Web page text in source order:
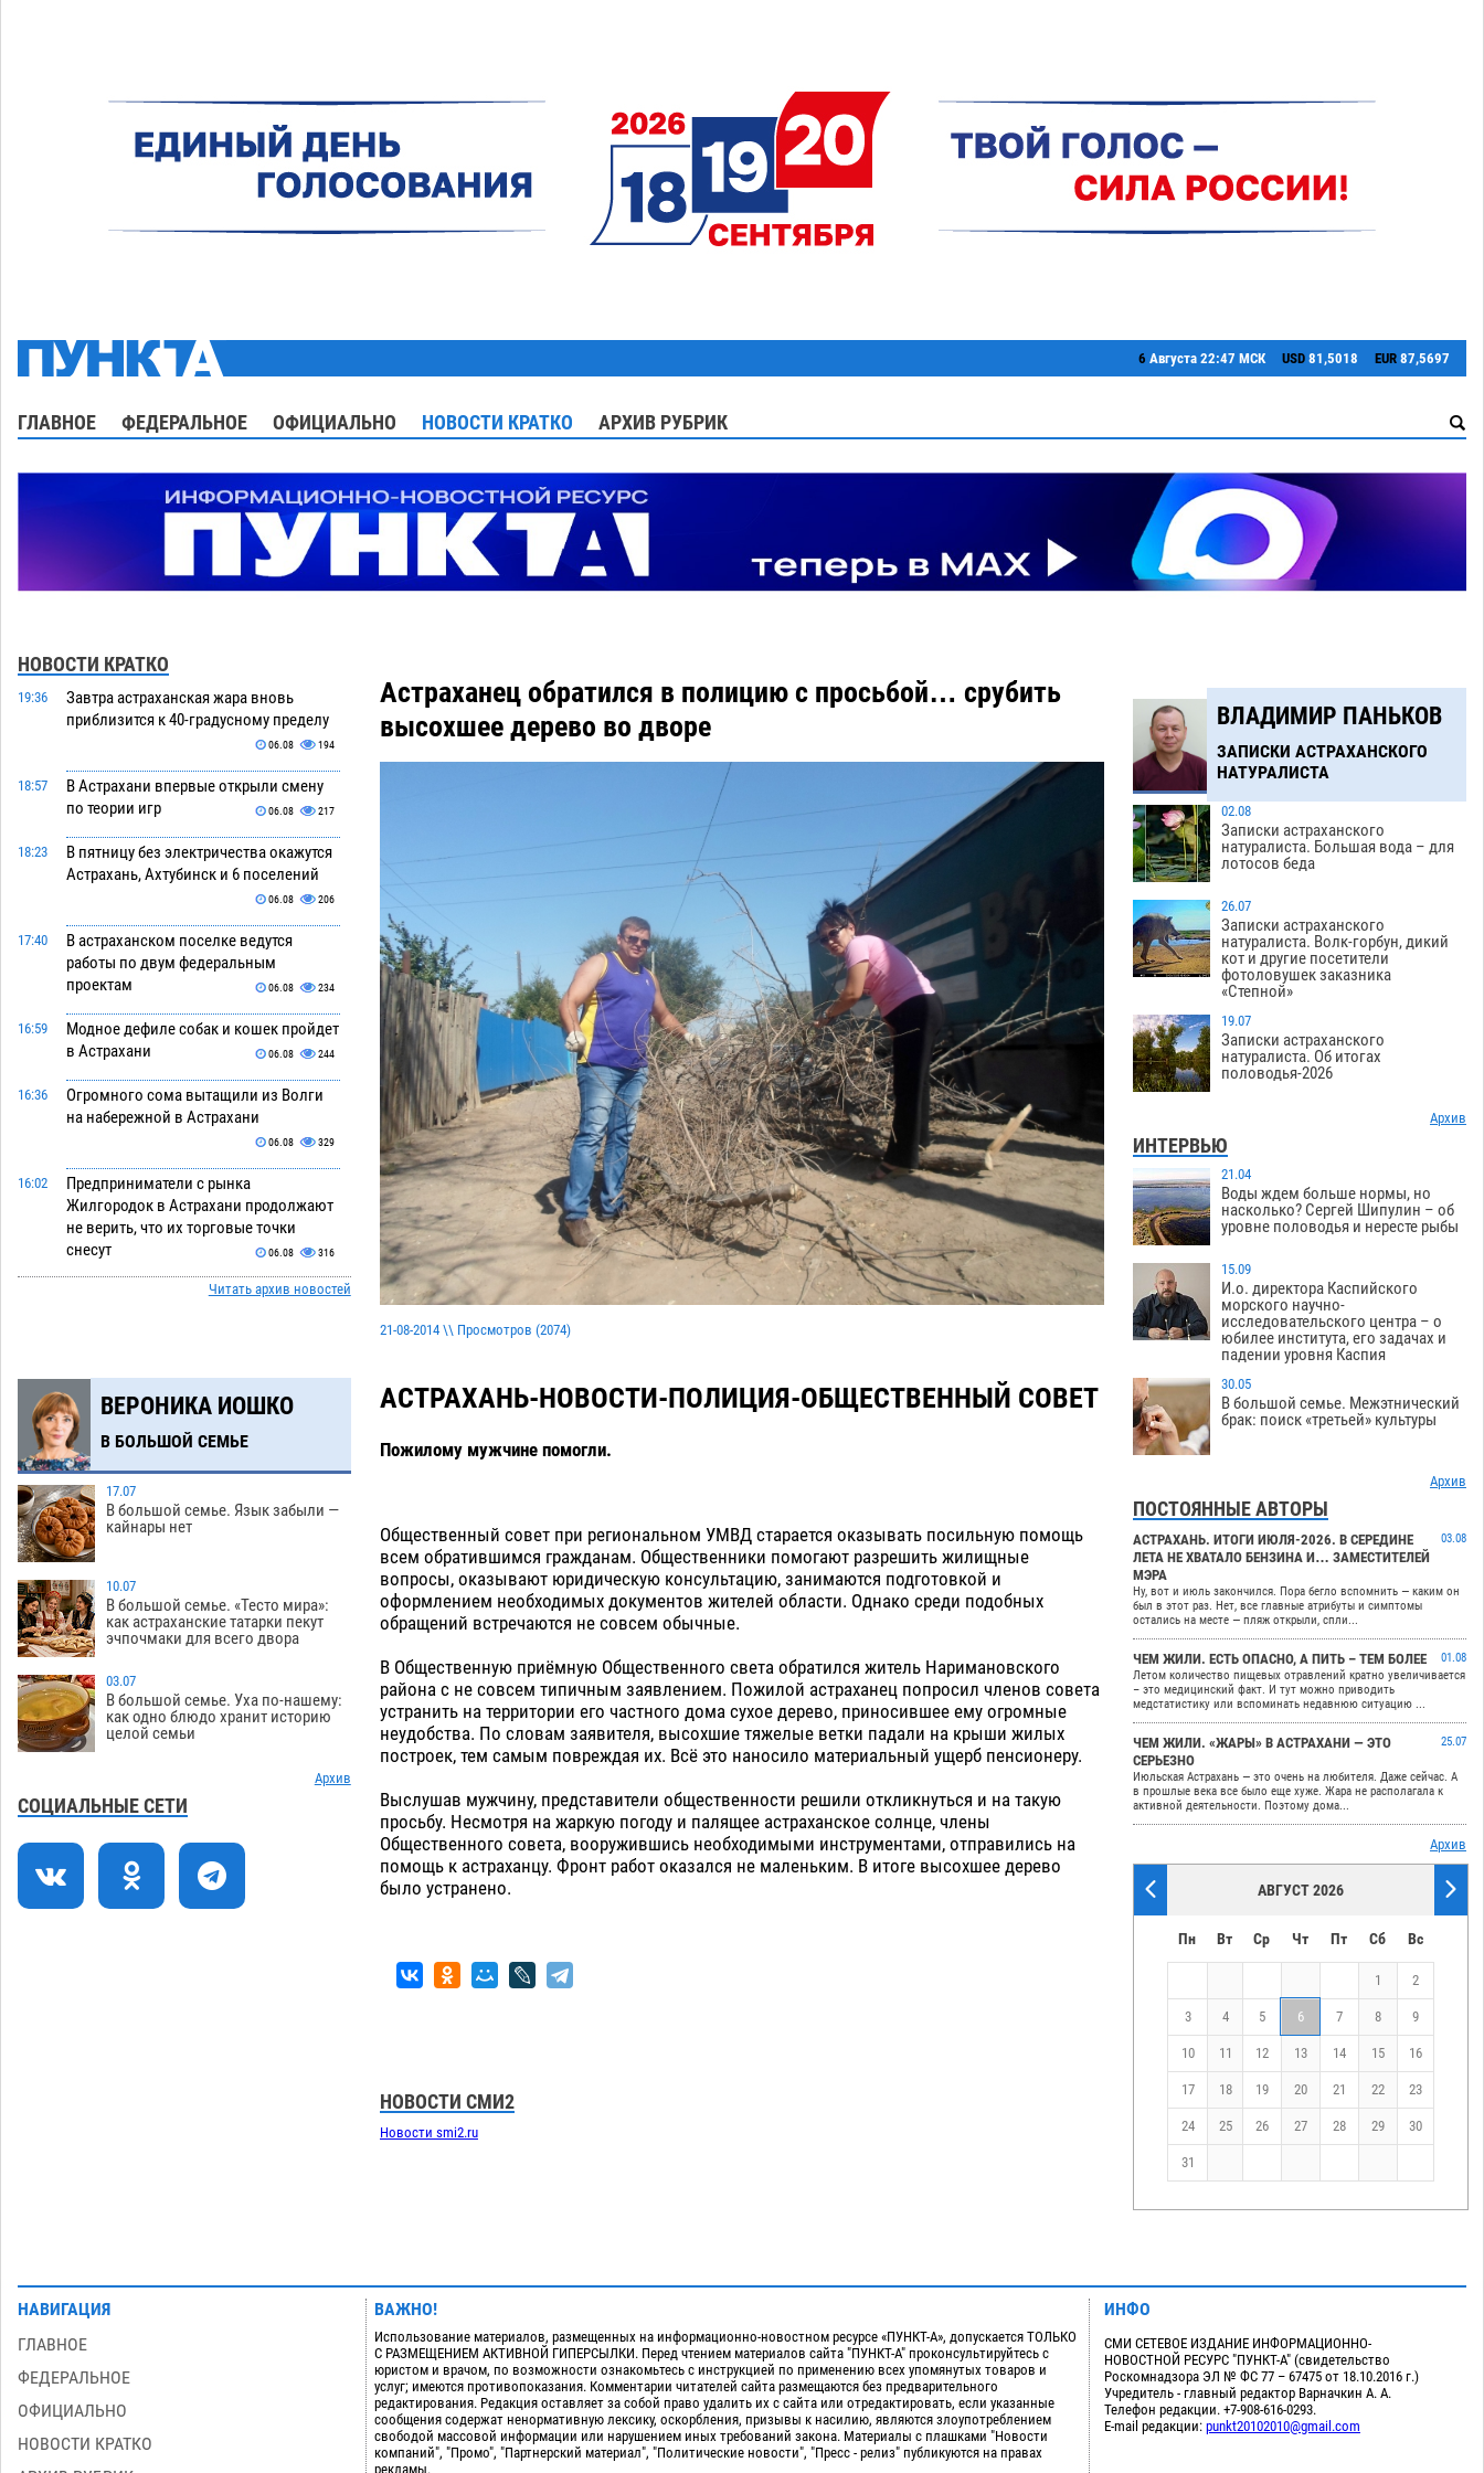
6 Августа 22:47 МСК USD 81,5018 EUR 87,5697
ГЛАВНОЕ ФЕДЕРАЛЬНОЕ ОФИЦИАЛЬНО НОВОСТИ КРАТКО АРХИВ РУБРИК
НОВОСТИ КРАТКО
19:36
Завтра астраханская жара вновь
приблизится к 40-градусному пределу
06.08 194
18:57
В Астрахани впервые открыли смену
по теории игр
06.08 217
18:23
В пятницу без электричества окажутся
Астрахань, Ахтубинск и 6 поселений
06.08 206
17:40
В астраханском поселке ведутся
работы по двум федеральным
проектам
06.08 234
16:59
Модное дефиле собак и кошек пройдет
в Астрахани
06.08 244
16:36
Огромного сома вытащили из Волги
на набережной в Астрахани
06.08 329
16:02
Предприниматели с рынка
Жилгородок в Астрахани продолжают
не верить, что их торговые точки
снесут
06.08 316
Ящерицу из астраханской пустыни
14:35
Буддийские святыни из Астрахани
выставили в музее Пушкина в Москве
13:50
Мэрия Астрахани переводит городские
зеленые зоны на автоматический
полив
06.08 242
13:13
Скончался второй ребенок после
пожара в Астрахани
12:49
Астраханские гандболисты с крупной
победы стартовали на Всероссийской
12:16
В астраханском селе невестка
изрешетила машину свекрови
11:45
Астраханские приставы выдворили 12
Шереметьево
11:08
Как астраханцы назвали своих детей в
июле
Читать архив новостей
ВЕРОНИКА ИОШКО
В БОЛЬШОЙ СЕМЬЕ
17.07
В большой семье. Язык забыли —
кайнары нет
10.07
В большой семье. «Тесто мира»:
как астраханские татарки пекут
эчпочмаки для всего двора
03.07
В большой семье. Уха по-нашему:
как одно блюдо хранит историю
целой семьи
Архив
СОЦИАЛЬНЫЕ СЕТИ
Астраханец обратился в полицию с просьбой… срубить
высохшее дерево во дворе
21-08-2014 \\ Просмотров (2074)
АСТРАХАНЬ-НОВОСТИ-ПОЛИЦИЯ-ОБЩЕСТВЕННЫЙ СОВЕТ
Пожилому мужчине помогли.
Общественный совет при региональном УМВД старается оказывать посильную помощь
всем обратившимся гражданам. Общественники помогают разрешить жилищные
вопросы, оказывают юридическую консультацию, занимаются подготовкой и
оформлением необходимых документов жителей области. Однако среди подобных
обращений встречаются не совсем обычные.
В Общественную приёмную Общественного света обратился житель Наримановского
района с не совсем типичным заявлением. Пожилой астраханец попросил членов совета
устранить на территории его частного дома сухое дерево, приносившее ему огромные
неудобства. По словам заявителя, высохшие тяжелые ветки падали на крыши жилых
построек, тем самым повреждая их. Всё это наносило материальный ущерб пенсионеру.
Выслушав мужчину, представители общественности решили откликнуться и на такую
просьбу. Несмотря на жаркую погоду и палящее астраханское солнце, члены
Общественного совета, вооружившись необходимыми инструментами, отправились на
помощь к астраханцу. Фронт работ оказался не маленьким. В итоге высохшее дерево
было устранено.
НОВОСТИ СМИ2
Новости smi2.ru
ВЛАДИМИР ПАНЬКОВ
ЗАПИСКИ АСТРАХАНСКОГО
НАТУРАЛИСТА
02.08
Записки астраханского
натуралиста. Большая вода – для
лотосов беда
26.07
Записки астраханского
натуралиста. Волк-горбун, дикий
кот и другие посетители
фотоловушек заказника
«Степной»
19.07
Записки астраханского
натуралиста. Об итогах
половодья-2026
Архив
ИНТЕРВЬЮ
21.04
Воды ждем больше нормы, но
насколько? Сергей Шипулин – об
уровне половодья и нересте рыбы
15.09
И.о. директора Каспийского
морского научно-
исследовательского центра – о
юбилее института, его задачах и
падении уровня Каспия
30.05
В большой семье. Межэтнический
брак: поиск «третьей» культуры
Архив
ПОСТОЯННЫЕ АВТОРЫ
АСТРАХАНЬ. ИТОГИ ИЮЛЯ-2026. В СЕРЕДИНЕ
ЛЕТА НЕ ХВАТАЛО БЕНЗИНА И… ЗАМЕСТИТЕЛЕЙ
МЭРА
03.08
Ну, вот и июль закончился. Пора бегло вспомнить — каким он
был в этот раз. Нет, все главные атрибуты и симптомы
остались на месте — пляж открыли, спли...
ЧЕМ ЖИЛИ. ЕСТЬ ОПАСНО, А ПИТЬ – ТЕМ БОЛЕЕ
01.08
Летом количество пищевых отравлений кратно увеличивается
– это медицинский факт. И тут можно приводить
медстатистику или вспоминать недавнюю ситуацию ...
ЧЕМ ЖИЛИ. «ЖАРЫ» В АСТРАХАНИ — ЭТО
СЕРЬЕЗНО
25.07
Июльская Астрахань — это очень на любителя. Даже сейчас. А
в прошлые века все было еще хуже. Жара не располагала к
активной деятельности. Поэтому дома...
Архив
АВГУСТ 2026
Пн Вт Ср Чт Пт Сб Вс
1 2
3 4 5 6 7 8 9
10 11 12 13 14 15 16
17 18 19 20 21 22 23
24 25 26 27 28 29 30
31
НАВИГАЦИЯ
ГЛАВНОЕ
ФЕДЕРАЛЬНОЕ
ОФИЦИАЛЬНО
НОВОСТИ КРАТКО
ВАЖНО!
Использование материалов, размещенных на информационно-новостном ресурсе «ПУНКТ-А», допускается ТОЛЬКО
С РАЗМЕЩЕНИЕМ АКТИВНОЙ ГИПЕРСЫЛКИ. Перед чтением материалов сайта "ПУНКТ-А" проконсультируйтесь с
юристом и врачом, по возможности ознакомьтесь с инструкцией по применению всех упомянутых товаров и
услуг; имеются противопоказания. Комментарии читателей сайта размещаются без предварительного
редактирования. Редакция оставляет за собой право удалить их с сайта или отредактировать, если указанные
сообщения содержат ненормативную лексику, оскорбления, призывы к насилию, являются злоупотреблением
свободой массовой информации или нарушением иных требований закона. Материалы с плашками "Новости
компаний", "Промо", "Партнерский материал", "Политические новости", "Пресс - релиз" публикуются на правах
рекламы.
ИНФО
СМИ СЕТЕВОЕ ИЗДАНИЕ ИНФОРМАЦИОННО-
НОВОСТНОЙ РЕСУРС "ПУНКТ-А" (свидетельство
Роскомнадзора ЭЛ № ФС 77 – 67475 от 18.10.2016 г.)
Учредитель - главный редактор Варначкин А. А.
Телефон редакции. +7-908-616-0293.
E-mail редакции: punkt20102010@gmail.com